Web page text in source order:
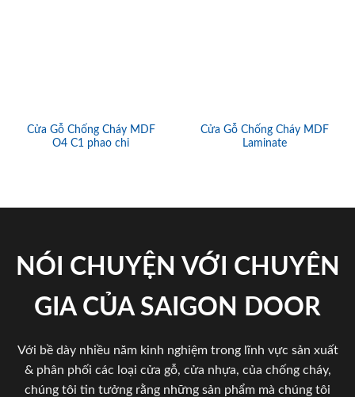
Cửa Gỗ Chống Cháy MDF
O4 C1 phao chi
Cửa Gỗ Chống Cháy MDF
Laminate
NÓI CHUYỆN VỚI CHUYÊN
GIA CỦA SAIGON DOOR
Với bề dày nhiều năm kinh nghiệm trong lĩnh vực sản xuất
& phân phối các loại cửa gỗ, cửa nhựa, của chống cháy,
chúng tôi tin tưởng rằng những sản phẩm mà chúng tôi